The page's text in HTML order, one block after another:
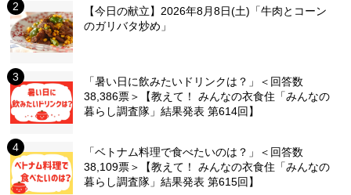
【今日の献立】2026年8月8日(土)「牛肉とコーン
のガリバタ炒め」
「暑い日に飲みたいドリンクは？」＜回答数
38,386票＞【教えて！ みんなの衣食住「みんなの
暮らし調査隊」結果発表 第614回】
「ベトナム料理で食べたいのは？」＜回答数
38,109票＞【教えて！ みんなの衣食住「みんなの
暮らし調査隊」結果発表 第615回】